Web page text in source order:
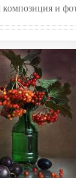
композиция и